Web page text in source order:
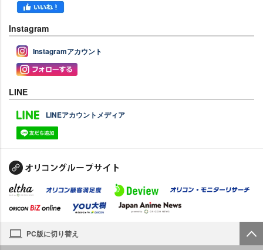
Instagram
Instagramアカウント
LINE
LINEアカウントメディア
PC版に切り替え